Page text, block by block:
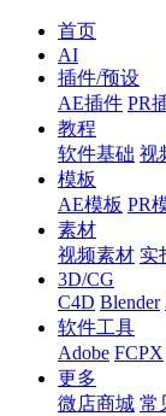
首页
AI
插件/预设
AE插件 PR
教程
软件基础 视
模板
AE模板 PR
素材
视频素材 实
3D/CG
C4D Blender
软件工具
Adobe FCPX
更多
微店商城 常